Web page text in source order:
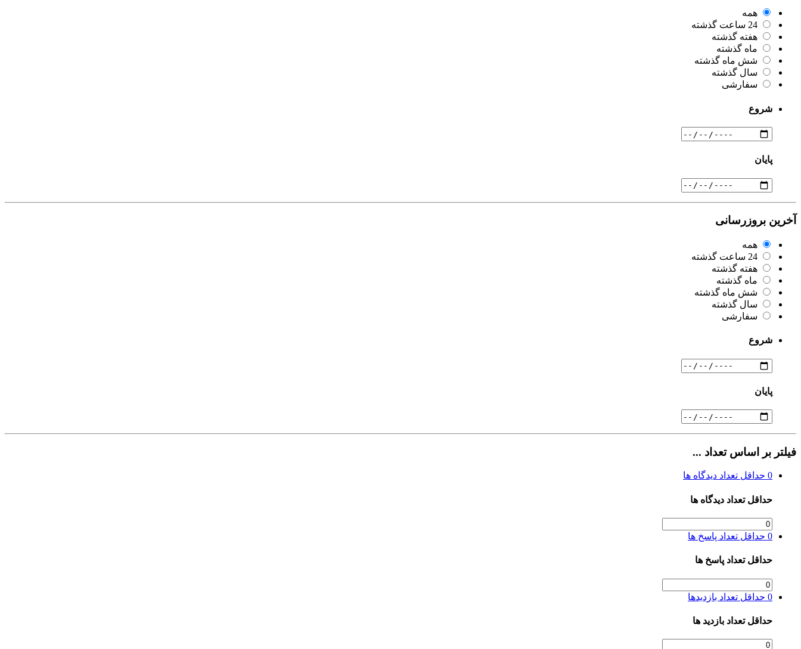
همه
24 ساعت گذشته
هفته گذشته
ماه گذشته
شش ماه گذشته
سال گذشته
سفارشی
شروع
پایان
آخرین بروزرسانی
همه
24 ساعت گذشته
هفته گذشته
ماه گذشته
شش ماه گذشته
سال گذشته
سفارشی
شروع
پایان
فیلتر بر اساس تعداد ...
0 حداقل تعداد دیدگاه ها
حداقل تعداد دیدگاه ها
0 حداقل تعداد پاسخ ها
حداقل تعداد پاسخ ها
0 حداقل تعداد بازدیدها
حداقل تعداد بازدید ها